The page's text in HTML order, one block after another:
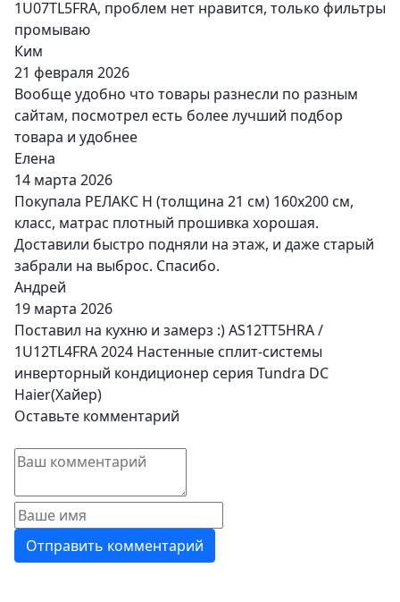
1U07TL5FRA, проблем нет нравится, только фильтры
промываю
Ким
21 февраля 2026
Вообще удобно что товары разнесли по разным
сайтам, посмотрел есть более лучший подбор
товара и удобнее
Елена
14 марта 2026
Покупала РЕЛАКС Н (толщина 21 см) 160х200 см,
класс, матрас плотный прошивка хорошая.
Доставили быстро подняли на этаж, и даже старый
забрали на выброс. Спасибо.
Андрей
19 марта 2026
Поставил на кухню и замерз :) AS12TT5HRA /
1U12TL4FRA 2024 Настенные сплит-системы
инверторный кондиционер серия Tundra DC
Haier(Хайер)
Оставьте комментарий